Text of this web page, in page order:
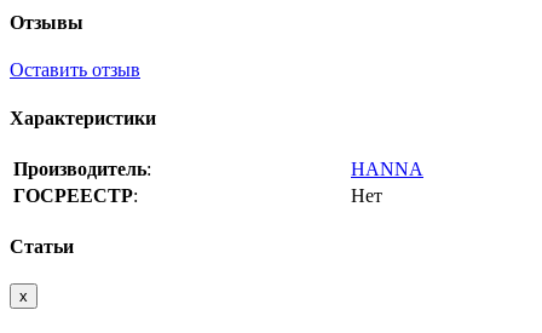
Отзывы
Оставить отзыв
Характеристики
Производитель:
HANNA
ГОСРЕЕСТР: Нет
Статьи
x